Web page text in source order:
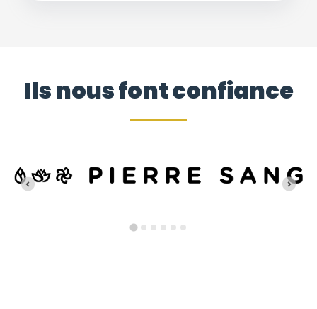
Ils nous font confiance